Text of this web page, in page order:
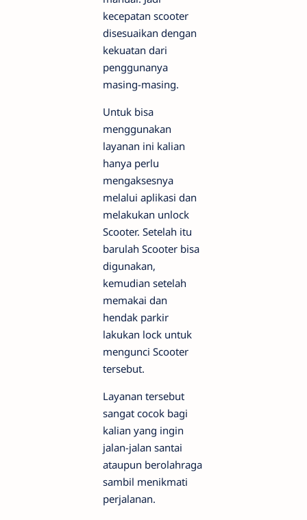
kecepatan scooter
disesuaikan dengan
kekuatan dari
penggunanya
masing-masing.
Untuk bisa
menggunakan
layanan ini kalian
hanya perlu
mengaksesnya
melalui aplikasi dan
melakukan unlock
Scooter. Setelah itu
barulah Scooter bisa
digunakan,
kemudian setelah
memakai dan
hendak parkir
lakukan lock untuk
mengunci Scooter
tersebut.
Layanan tersebut
sangat cocok bagi
kalian yang ingin
jalan-jalan santai
ataupun berolahraga
sambil menikmati
perjalanan.